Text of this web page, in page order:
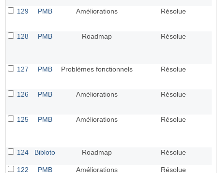
129 PMB Améliorations Résolue
128 PMB Roadmap Résolue
127 PMB Problèmes fonctionnels Résolue
126 PMB Améliorations Résolue
125 PMB Améliorations Résolue
124 Bibloto Roadmap Résolue
122 PMB Améliorations Résolue